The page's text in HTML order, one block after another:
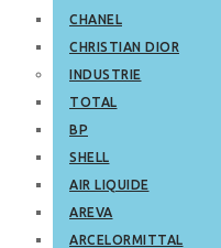
CHANEL
CHRISTIAN DIOR
INDUSTRIE
TOTAL
BP
SHELL
AIR LIQUIDE
AREVA
ARCELORMITTAL